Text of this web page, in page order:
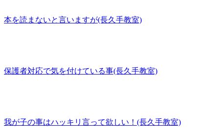
本を読まないと言いますが(長久手教室)
保護者対応で気を付けている事(長久手教室)
我が子の事はハッキリ言って欲しい！(長久手教室)